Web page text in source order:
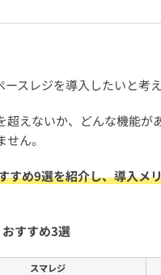
スレジを導入したいと考
えないか、どんな機能が
ん。
すめ9選を紹介し、導入メ
すすめ3選
スマレジ